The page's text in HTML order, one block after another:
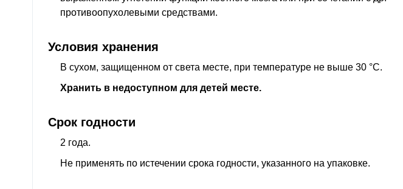
противоопухолевыми средствами.
Условия хранения
В сухом, защищенном от света месте, при температуре не выше 30 °C.
Хранить в недоступном для детей месте.
Срок годности
2 года.
Не применять по истечении срока годности, указанного на упаковке.